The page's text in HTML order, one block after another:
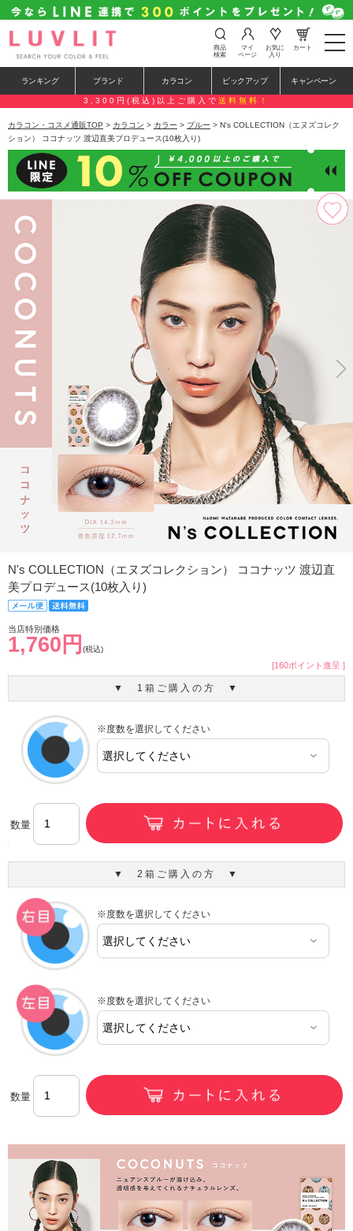
t
o
e
n
a
a
i
o
n
商品
検索
マイ
ページ
お気に
入り
カート
ランキング ブランド カラコン ピックアップ キャンペーン
3,300円(税込)以上ご購入で 送料無料！
カラコン・コスメ通販TOP > カラコン > カラー > ブルー > N's COLLECTION（エヌズコレク
ション） ココナッツ 渡辺直美プロデュース(10枚入り)
N's COLLECTION（エヌズコレクション） ココナッツ 渡辺直
美プロデュース(10枚入り)
当店特別価格
1,760円 (税込)
[160ポイント進呈 ]
▼ 1箱ご購入の方 ▼
※度数を選択してください
数量
▼ 2箱ご購入の方 ▼
※度数を選択してください
※度数を選択してください
数量